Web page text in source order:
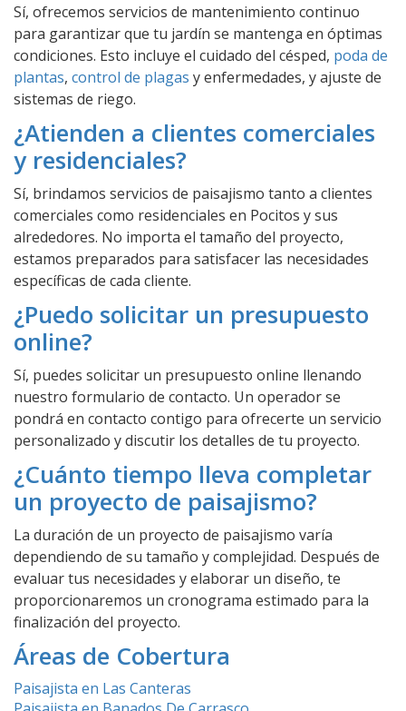
Sí, ofrecemos servicios de mantenimiento continuo
para garantizar que tu jardín se mantenga en óptimas
condiciones. Esto incluye el cuidado del césped, poda de
plantas, control de plagas y enfermedades, y ajuste de
sistemas de riego.
¿Atienden a clientes comerciales
y residenciales?
Sí, brindamos servicios de paisajismo tanto a clientes
comerciales como residenciales en Pocitos y sus
alrededores. No importa el tamaño del proyecto,
estamos preparados para satisfacer las necesidades
específicas de cada cliente.
¿Puedo solicitar un presupuesto
online?
Sí, puedes solicitar un presupuesto online llenando
nuestro formulario de contacto. Un operador se
pondrá en contacto contigo para ofrecerte un servicio
personalizado y discutir los detalles de tu proyecto.
¿Cuánto tiempo lleva completar
un proyecto de paisajismo?
La duración de un proyecto de paisajismo varía
dependiendo de su tamaño y complejidad. Después de
evaluar tus necesidades y elaborar un diseño, te
proporcionaremos un cronograma estimado para la
finalización del proyecto.
Áreas de Cobertura
Paisajista en Las Canteras